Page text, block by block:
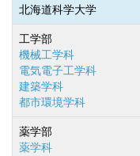
北海道科学大学
工学部
機械工学科
電気電子工学科
建築学科
都市環境学科
薬学部
薬学科